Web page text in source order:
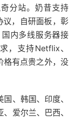
分站。奶昔支持
，自研面板，彰
内多线服务器接
，支持Netflix、
格有点贵之外，没
、韩国、印度、
爱尔兰、巴西、